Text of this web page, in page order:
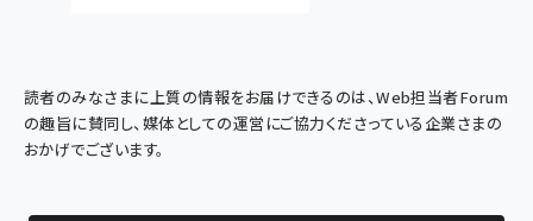
読者のみなさまに上質の情報をお届けできるのは、Web担当者Forum
の趣旨に賛同し、媒体としての運営にご協力くださっている企業さまの
おかげでございます。